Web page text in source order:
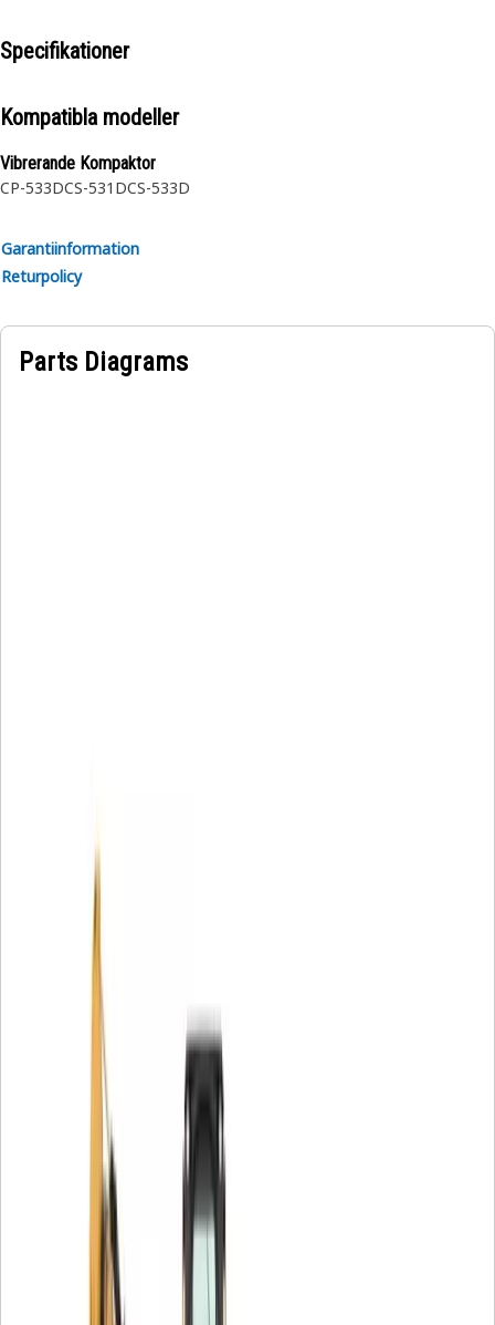
Specifikationer
Kompatibla modeller
Vibrerande Kompaktor
CP-533DCS-531DCS-533D
Garantiinformation
Returpolicy
Parts Diagrams